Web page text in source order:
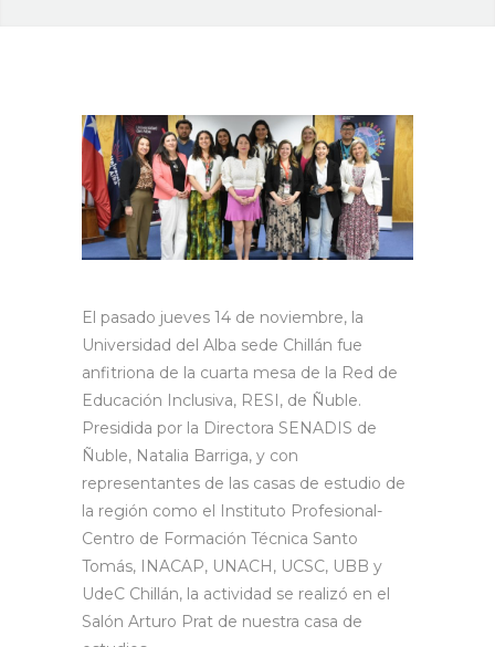
El pasado jueves 14 de noviembre, la
Universidad del Alba sede Chillán fue
anfitriona de la cuarta mesa de la Red de
Educación Inclusiva, RESI, de Ñuble.
Presidida por la Directora SENADIS de
Ñuble, Natalia Barriga, y con
representantes de las casas de estudio de
la región como el Instituto Profesional-
Centro de Formación Técnica Santo
Tomás, INACAP, UNACH, UCSC, UBB y
UdeC Chillán, la actividad se realizó en el
Salón Arturo Prat de nuestra casa de